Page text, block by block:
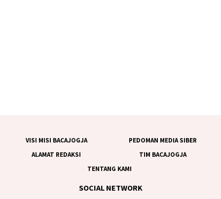
VISI MISI BACAJOGJA
PEDOMAN MEDIA SIBER
ALAMAT REDAKSI
TIM BACAJOGJA
TENTANG KAMI
SOCIAL NETWORK